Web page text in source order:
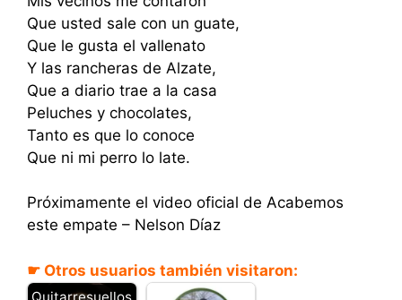
Que usted sale con un guate,
Que le gusta el vallenato
Y las rancheras de Alzate,
Que a diario trae a la casa
Peluches y chocolates,
Tanto es que lo conoce
Que ni mi perro lo late.
Próximamente el video oficial de Acabemos
este empate – Nelson Díaz
☛ Otros usuarios también visitaron: